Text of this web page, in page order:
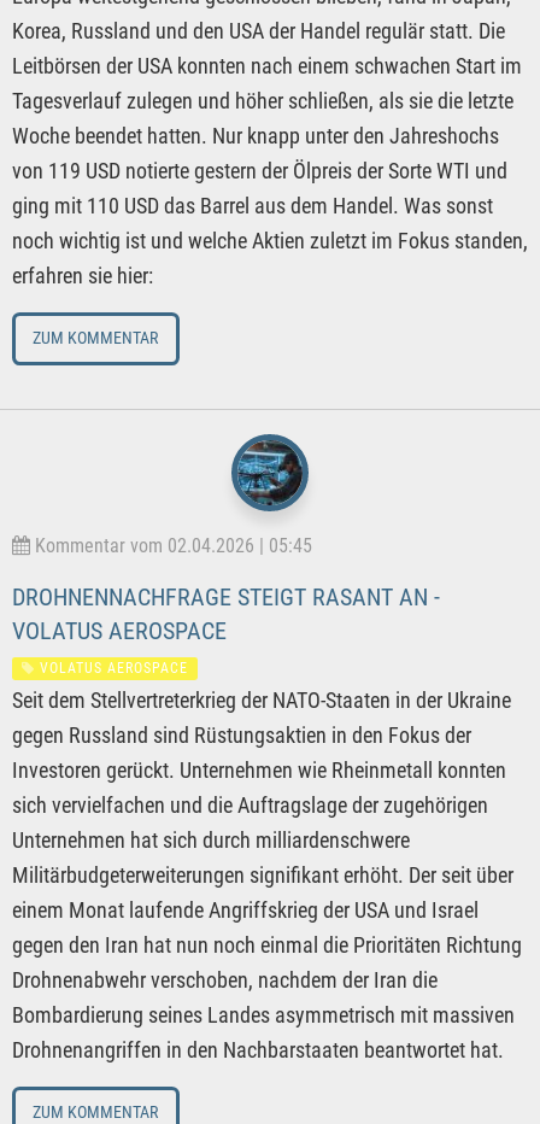
Korea, Russland und den USA der Handel regulär statt. Die
Leitbörsen der USA konnten nach einem schwachen Start im
Tagesverlauf zulegen und höher schließen, als sie die letzte
Woche beendet hatten. Nur knapp unter den Jahreshochs
von 119 USD notierte gestern der Ölpreis der Sorte WTI und
ging mit 110 USD das Barrel aus dem Handel. Was sonst
noch wichtig ist und welche Aktien zuletzt im Fokus standen,
erfahren sie hier:
ZUM KOMMENTAR
Kommentar vom 02.04.2026 | 05:45
DROHNENNACHFRAGE STEIGT RASANT AN -
VOLATUS AEROSPACE
VOLATUS AEROSPACE
Seit dem Stellvertreterkrieg der NATO-Staaten in der Ukraine
gegen Russland sind Rüstungsaktien in den Fokus der
Investoren gerückt. Unternehmen wie Rheinmetall konnten
sich vervielfachen und die Auftragslage der zugehörigen
Unternehmen hat sich durch milliardenschwere
Militärbudgeterweiterungen signifikant erhöht. Der seit über
einem Monat laufende Angriffskrieg der USA und Israel
gegen den Iran hat nun noch einmal die Prioritäten Richtung
Drohnenabwehr verschoben, nachdem der Iran die
Bombardierung seines Landes asymmetrisch mit massiven
Drohnenangriffen in den Nachbarstaaten beantwortet hat.
ZUM KOMMENTAR